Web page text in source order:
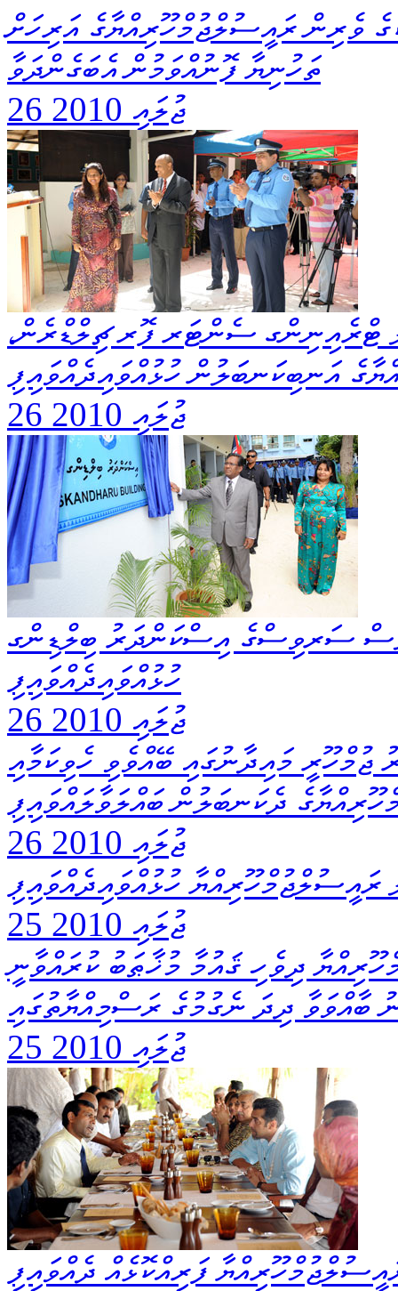
ވެރިން ރައީސުލްޖުމްހޫރިއްޔާގެ އަރިހަށް
ތަހުނިޔާ ފޮނުއްވަމުން އެބަގެންދަވާ
26 ޖުލައި 2010
ޓްރެއިނިންގ ސެންޓަރ ފޮރ ޗިލްޑްރެން،
އަނބިކަނބަލުން ހުޅުއްވައިދެއްވައިފި
26 ޖުލައި 2010
ސަރވިސްގެ އިސްކަންދަރު ބިލްޑިންގ
ހުޅުއްވައިދެއްވައިފި
26 ޖުލައި 2010
ޖުމްހޫރީ މައިދާނުގައި ބޭއްވެވި ހެވިކަމާއި
ދެކަނބަލުން ބައްލަވާލައްވައިފި
26 ޖުލައި 2010
ހުޅުއްވައިދެއްވައިފި
25 ޖުލައި 2010
ދިވެހި ޤައުމާ މުޚާޠަބު ކުރައްވާނީ
ބާއްވަވާ ދިދަ ނެގުމުގެ ރަސްމިއްޔާތުގައި
25 ޖުލައި 2010
ފަރިއްކޮޅެއް ދެއްވައިފި